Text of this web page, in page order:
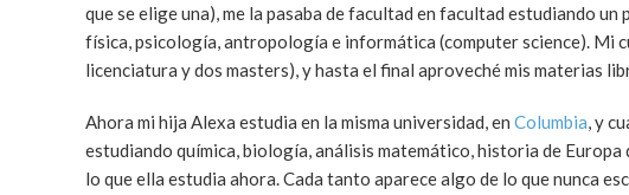
que se elige una), me la pasaba de facultad en facultad estudiando
física, psicología, antropología e informática (computer science). Mi
licenciatura y dos masters), y hasta el final aproveché mis materias
Ahora mi hija Alexa estudia en la misma universidad, en Columbia, y
estudiando química, biología, análisis matemático, historia de
lo que ella estudia ahora. Cada tanto aparece algo de lo que nunca